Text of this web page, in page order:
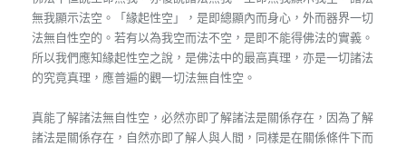
無我顯示法空。「緣起性空」，是即總顯內而身心，外而器界一切
法無自性空的。若有以為我空而法不空，是即不能得佛法的實義。
所以我們應知緣起性空之說，是佛法中的最高真理，亦是一切諸法
的究竟真理，應普遍的觀一切法無自性空。
真能了解諸法無自性空，必然亦即了解諸法是關係存在，因為了解
諸法是關係存在，自然亦即了解人與人間，同樣是在關係條件下而